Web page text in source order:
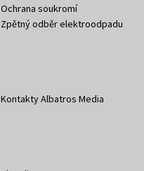
Ochrana soukromí
Zpětný odběr elektroodpadu
Kontakty Albatros Media